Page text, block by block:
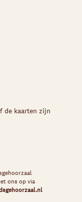
de kaarten zijn
ons op via